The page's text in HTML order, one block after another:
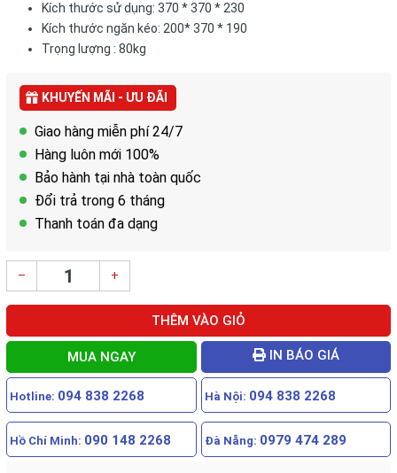
Kích thước sử dụng: 370 * 370 * 230
Kích thước ngăn kéo: 200* 370 * 190
Trọng lượng : 80kg
KHUYẾN MÃI - ƯU ĐÃI
Giao hàng miễn phí 24/7
Hàng luôn mới 100%
Bảo hành tại nhà toàn quốc
Đổi trả trong 6 tháng
Thanh toán đa dạng
– +
THÊM VÀO GIỎ
MUA NGAY IN BÁO GIÁ
Hotline: 094 838 2268 Hà Nội: 094 838 2268
Hồ Chí Minh: 090 148 2268 Đà Nẵng: 0979 474 289